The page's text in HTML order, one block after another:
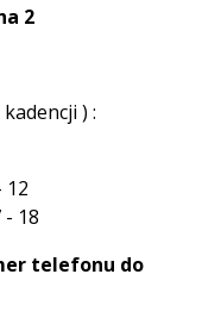
2
) :
12
18
telefonu do